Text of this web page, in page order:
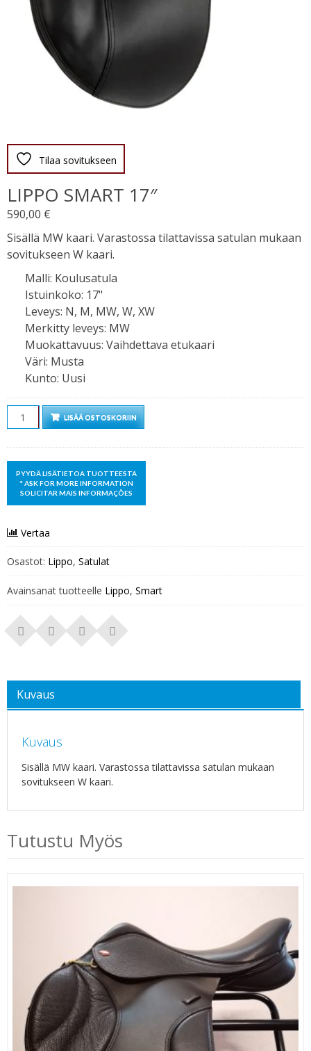
Tilaa sovitukseen
LIPPO SMART 17″
590,00 €
Sisällä MW kaari. Varastossa tilattavissa satulan mukaan
sovitukseen W kaari.
Malli: Koulusatula
Istuinkoko: 17"
Leveys: N, M, MW, W, XW
Merkitty leveys: MW
Muokattavuus: Vaihdettava etukaari
Väri: Musta
Kunto: Uusi
Määrä LISÄÄ OSTOSKORIIN
Vertaa
Osastot: Lippo, Satulat
Avainsanat tuotteelle Lippo, Smart
Kuvaus
Kuvaus
Sisällä MW kaari. Varastossa tilattavissa satulan mukaan
sovitukseen W kaari.
Tutustu Myös